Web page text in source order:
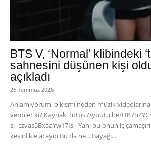
BTS V, ‘Normal’ klibindeki
sahnesini düşünen kişi
açıkladı
26 Temmuz 2026
Anlamıyorum, o kısmı neden müzik
verdiler ki? Kaynak: https://youtu.be/
si=czvas5BxaaYw17Is - Yani bu onun iç çamaşırı
kesinlikle acayip Bu da ne... Bayağı...